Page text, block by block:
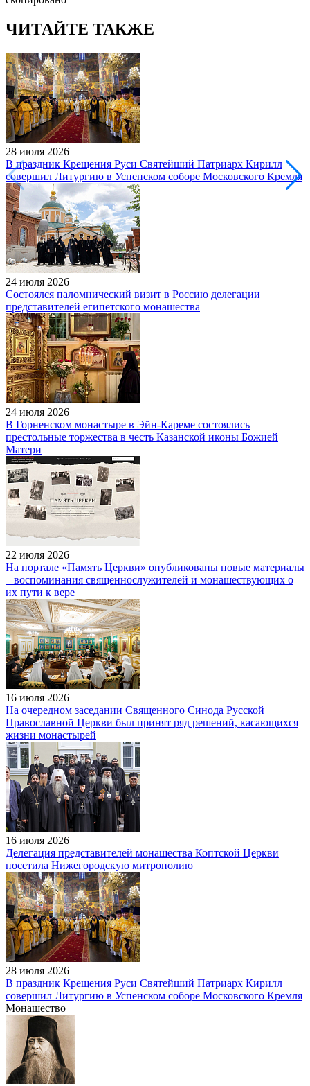
ЧИТАЙТЕ ТАКЖЕ
28 июля 2026
В праздник Крещения Руси Святейший Патриарх Кирилл
совершил Литургию в Успенском соборе Московского Кремля
24 июля 2026
Состоялся паломнический визит в Россию делегации
представителей египетского монашества
24 июля 2026
В Горненском монастыре в Эйн-Кареме состоялись
престольные торжества в честь Казанской иконы Божией
Матери
22 июля 2026
На портале «Память Церкви» опубликованы новые материалы
– воспоминания священнослужителей и монашествующих о
их пути к вере
16 июля 2026
На очередном заседании Священного Синода Русской
Православной Церкви был принят ряд решений, касающихся
жизни монастырей
16 июля 2026
Делегация представителей монашества Коптской Церкви
посетила Нижегородскую митрополию
28 июля 2026
В праздник Крещения Руси Святейший Патриарх Кирилл
совершил Литургию в Успенском соборе Московского Кремля
Монашество